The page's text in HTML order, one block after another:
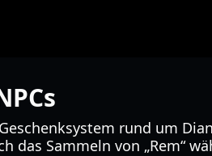
rund um
Sammeln von „Rem“